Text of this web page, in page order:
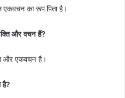
एकवचन का रूप पिता है।
और वचन हैं?
और एकवचन है।
है?